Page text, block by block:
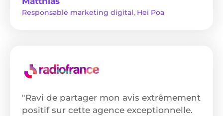
Responsable marketing digital, Hei Poa
"Ravi de partager mon avis extrêmement
positif sur cette agence exceptionnelle.